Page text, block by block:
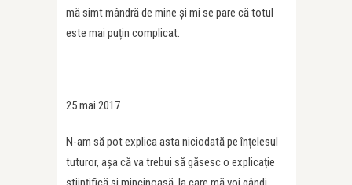
mă simt mândră de mine și mi se pare că totul
este mai puțin complicat.
25 mai 2017
N-am să pot explica asta niciodată pe înțelesul
tuturor, așa că va trebui să găsesc o explicație